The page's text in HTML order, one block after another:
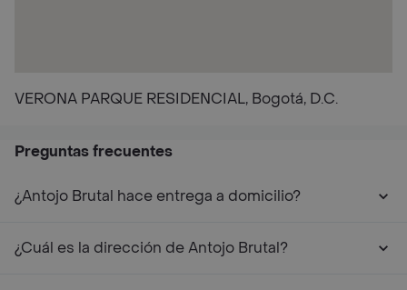
VERONA PARQUE RESIDENCIAL, Bogotá, D.C.
Preguntas frecuentes
¿Antojo Brutal hace entrega a domicilio?
¿Cuál es la dirección de Antojo Brutal?